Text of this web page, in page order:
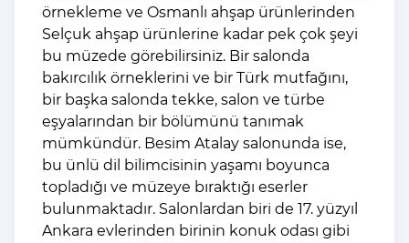
örnekleme ve Osmanlı ahşap ürünlerinden
Selçuk ahşap ürünlerine kadar pek çok şeyi
bu müzede görebilirsiniz. Bir salonda
bakırcılık örneklerini ve bir Türk mutfağını,
bir başka salonda tekke, salon ve türbe
eşyalarından bir bölümünü tanımak
mümkündür. Besim Atalay salonunda ise,
bu ünlü dil bilimcisinin yaşamı boyunca
topladığı ve müzeye bıraktığı eserler
bulunmaktadır. Salonlardan biri de 17. yüzyıl
Ankara evlerinden birinin konuk odası gibi